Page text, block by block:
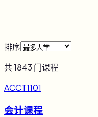
排序
共1843 门课程
ACCT1101
会计课程